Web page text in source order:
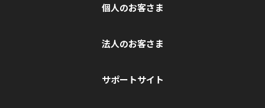
個人のお客さま
法人のお客さま
サポートサイト